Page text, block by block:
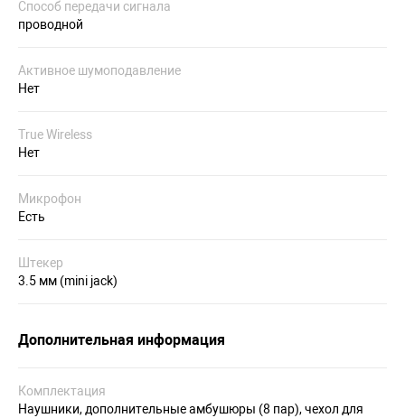
Способ передачи сигнала
проводной
Активное шумоподавление
Нет
True Wireless
Нет
Микрофон
Есть
Штекер
3.5 мм (mini jack)
Дополнительная информация
Комплектация
Наушники, дополнительные амбушюры (8 пар), чехол для